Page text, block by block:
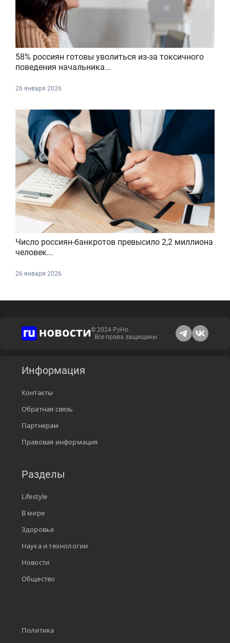
58% россиян готовы уволиться из-за токсичного
поведения начальника...
26 января 2026
Число россиян-банкротов превысило 2,2 миллиона
человек...
26 января 2026
© 2024 РуНо.
Все права защищены
Информация
Контакты
Обратная связь
Партнерам
Правовая информация
Разделы
Lifestyle
В мире
Здоровье
Наука и технологии
Новости
Общество
Политика